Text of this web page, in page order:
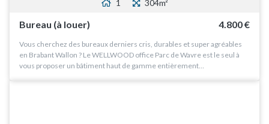
Notre équipe
Contact
1 304m²
Bureau (à louer) 4.800 €
Vous cherchez des bureaux derniers cris, durables et super agréables
en Brabant Wallon ? Le WELLWOOD office Parc de Wavre est le seul à
vous proposer un bâtiment haut de gamme entièrement…